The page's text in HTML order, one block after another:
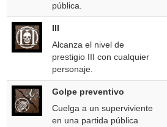
pública.
III
Alcanza el nivel de
prestigio III con cualquier
personaje.
Golpe preventivo
Cuelga a un superviviente
en una partida pública